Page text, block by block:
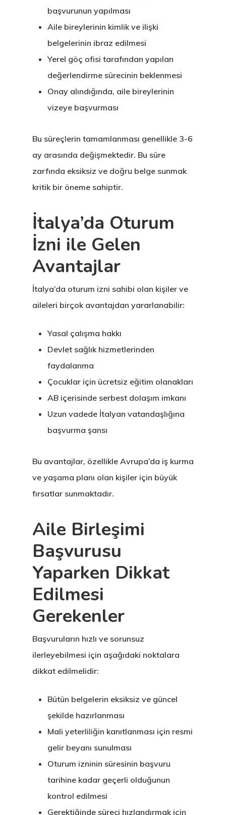
başvurunun yapılması
Aile bireylerinin kimlik ve ilişki
belgelerinin ibraz edilmesi
Yerel göç ofisi tarafından yapılan
değerlendirme sürecinin beklenmesi
Onay alındığında, aile bireylerinin
vizeye başvurması
Bu süreçlerin tamamlanması genellikle 3-6
ay arasında değişmektedir. Bu süre
zarfında eksiksiz ve doğru belge sunmak
kritik bir öneme sahiptir.
İtalya’da Oturum
İzni ile Gelen
Avantajlar
İtalya’da oturum izni sahibi olan kişiler ve
aileleri birçok avantajdan yararlanabilir:
Yasal çalışma hakkı
Devlet sağlık hizmetlerinden
faydalanma
Çocuklar için ücretsiz eğitim olanakları
AB içerisinde serbest dolaşım imkanı
Uzun vadede İtalyan vatandaşlığına
başvurma şansı
Bu avantajlar, özellikle Avrupa’da iş kurma
ve yaşama planı olan kişiler için büyük
fırsatlar sunmaktadır.
Aile Birleşimi
Başvurusu
Yaparken Dikkat
Edilmesi
Gerekenler
Başvuruların hızlı ve sorunsuz
ilerleyebilmesi için aşağıdaki noktalara
dikkat edilmelidir:
Bütün belgelerin eksiksiz ve güncel
şekilde hazırlanması
Mali yeterliliğin kanıtlanması için resmi
gelir beyanı sunulması
Oturum izninin süresinin başvuru
tarihine kadar geçerli olduğunun
kontrol edilmesi
Gerektiğinde süreci hızlandırmak için
Oturma Ve
Çalışma İzni
Talebi
Estonya Blog
Kuruluşu
Vize Programı
EU Temporary
Residence
– Startup Visa